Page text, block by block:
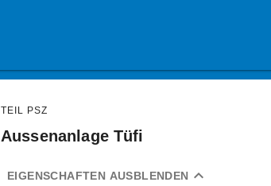
TEIL PSZ
Aussenanlage Tüfi
expand_less
EIGENSCHAFTEN AUSBLENDEN